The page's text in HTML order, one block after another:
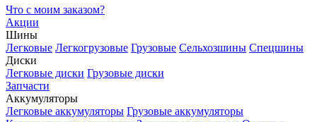
Что с моим заказом?
Акции
Шины
Легковые Легкогрузовые Грузовые Сельхозшины Спецшины
Диски
Легковые диски Грузовые диски
Запчасти
Аккумуляторы
Легковые аккумуляторы Грузовые аккумуляторы